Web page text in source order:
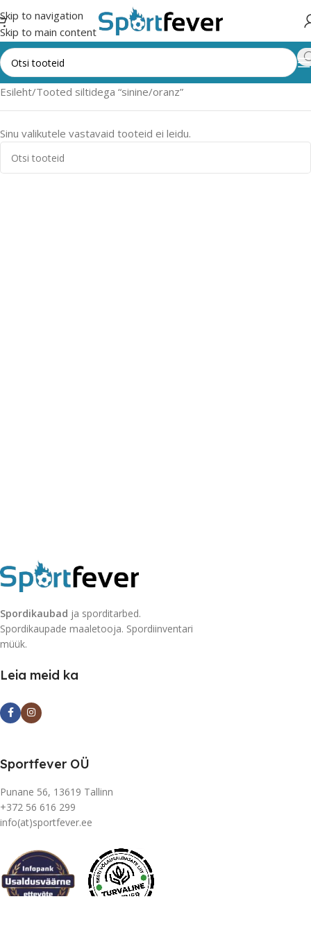
Skip to navigation
Skip to main content
Esileht Tooted siltidega “sinine/oranz”
Sinu valikutele vastavaid tooteid ei leidu.
Spordikaubad ja sporditarbed.
Spordikaupade maaletooja. Spordiinventari
müük.
Leia meid ka
Sportfever OÜ
Punane 56, 13619 Tallinn
+372 56 616 299
info(at)sportfever.ee